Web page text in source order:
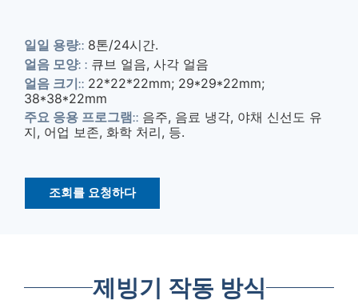
일일 용량:: 8톤/24시간.
얼음 모양: : 큐브 얼음, 사각 얼음
얼음 크기:: 22*22*22mm; 29*29*22mm;
38*38*22mm
주요 응용 프로그램:: 음주, 음료 냉각, 야채 신선도 유
지, 어업 보존, 화학 처리, 등.
조회를 요청하다
제빙기 작동 방식